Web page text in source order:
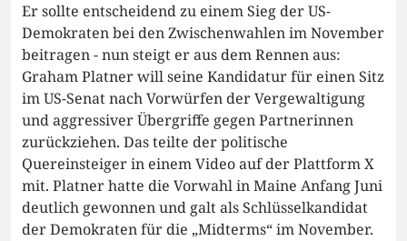
Er sollte entscheidend zu einem Sieg der US-
Demokraten bei den Zwischenwahlen im November
beitragen - nun steigt er aus dem Rennen aus:
Graham Platner will seine Kandidatur für einen Sitz
im US-Senat nach Vorwürfen der Vergewaltigung
und aggressiver Übergriffe gegen Partnerinnen
zurückziehen. Das teilte der politische
Quereinsteiger in einem Video auf der Plattform X
mit. Platner hatte die Vorwahl in Maine Anfang Juni
deutlich gewonnen und galt als Schlüsselkandidat
der Demokraten für die „Midterms“ im November.